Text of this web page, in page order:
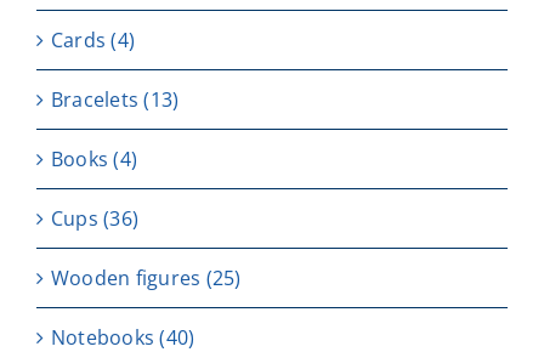
Cards (4)
Bracelets (13)
Books (4)
Cups (36)
Wooden figures (25)
Notebooks (40)